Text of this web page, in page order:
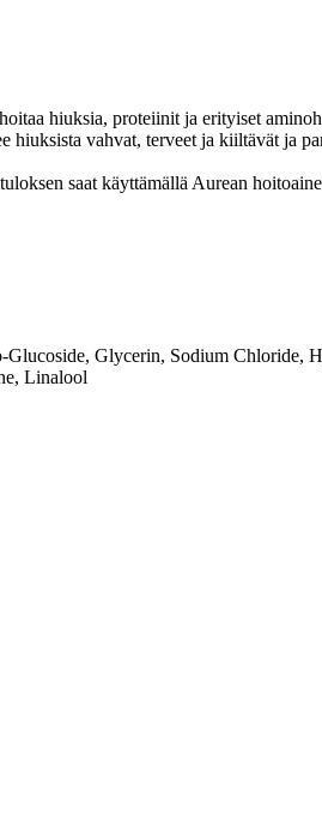
hiuksia, proteiinit ja erityiset
vahvat, terveet ja kiiltävät ja
saat käyttämällä Aurean
Glycerin, Sodium Chloride,
Linalool